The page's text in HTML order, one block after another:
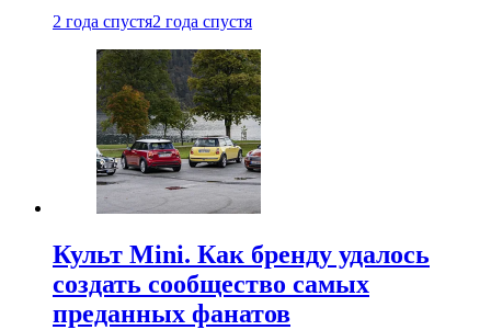
2 года спустя2 года спустя
Культ Mini. Как бренду удалось
создать сообщество самых
преданных фанатов